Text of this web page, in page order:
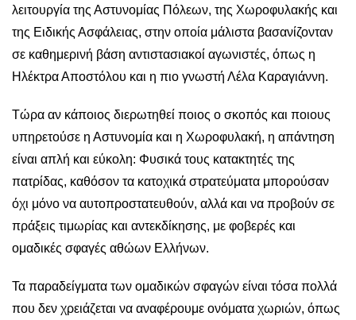
λειτουργία της Αστυνομίας Πόλεων, της Χωροφυλακής και
της Ειδικής Ασφάλειας, στην οποία μάλιστα βασανίζονταν
σε καθημερινή βάση αντιστασιακοί αγωνιστές, όπως η
Ηλέκτρα Αποστόλου και η πιο γνωστή Λέλα Καραγιάννη.
Τώρα αν κάποιος διερωτηθεί ποιος ο σκοπός και ποιους
υπηρετούσε η Αστυνομία και η Χωροφυλακή, η απάντηση
είναι απλή και εύκολη: Φυσικά τους κατακτητές της
πατρίδας, καθόσον τα κατοχικά στρατεύματα μπορούσαν
όχι μόνο να αυτοπροστατευθούν, αλλά και να προβούν σε
πράξεις τιμωρίας και αντεκδίκησης, με φοβερές και
ομαδικές σφαγές αθώων Ελλήνων.
Τα παραδείγματα των ομαδικών σφαγών είναι τόσα πολλά
που δεν χρειάζεται να αναφέρουμε ονόματα χωριών, όπως